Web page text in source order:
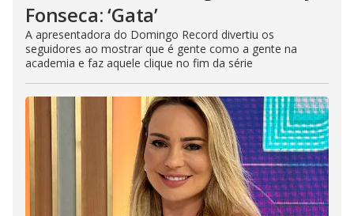
Fonseca: ‘Gata’
A apresentadora do Domingo Record divertiu os
seguidores ao mostrar que é gente como a gente na
academia e faz aquele clique no fim da série